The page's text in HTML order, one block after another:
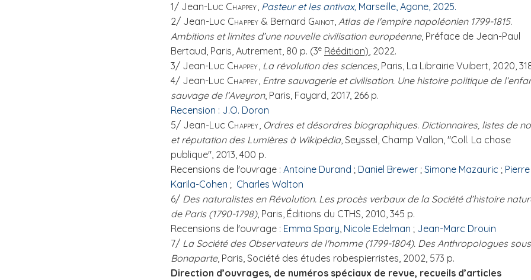
1/ Jean-Luc Chappey, Pasteur et les antivax, Marseille, Agone, 2025.
2/ Jean-Luc Chappey & Bernard Gainot, Atlas de l'empire napoléonien 1799-1815.
Ambitions et limites d’une nouvelle civilisation européenne, Préface de Jean-Paul
Bertaud, Paris, Autrement, 80 p. (3e Réédition), 2022.
3/ Jean-Luc Chappey, La révolution des sciences, Paris, La Librairie Vuibert, 2020,
4/ Jean-Luc Chappey, Entre sauvagerie et civilisation. Une histoire politique de
sauvage de l’Aveyron, Paris, Fayard, 2017, 266 p.
Recension : J.O. Doron
5/ Jean-Luc Chappey, Ordres et désordres biographiques. Dictionnaires, listes de
et réputation des Lumières à Wikipédia, Seyssel, Champ Vallon, "Coll. La chose
publique", 2013, 400 p.
Recensions de l'ouvrage : Antoine Durand ; Daniel Brewer ; Simone Mazauric ; Pierre
Karila-Cohen ; Charles Walton
6/ Des naturalistes en Révolution. Les procès verbaux de la Société d’histoire
de Paris (1790-1798), Paris, Éditions du CTHS, 2010, 345 p.
Recensions de l'ouvrage : Emma Spary, Nicole Edelman ; Jean-Marc Drouin
7/ La Société des Observateurs de l'homme (1799-1804). Des Anthropologues sous
Bonaparte, Paris, Société des études robespierristes, 2002, 573 p.
Direction d’ouvrages, de numéros spéciaux de revue, recueils d’articles